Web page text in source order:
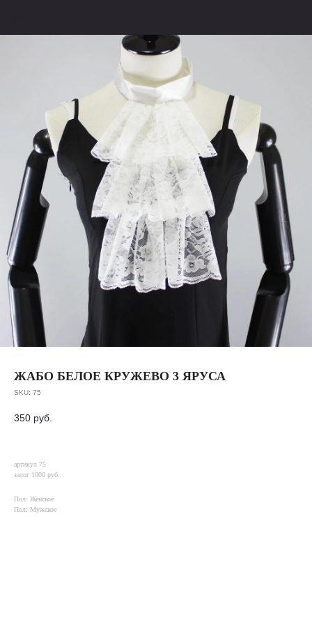
ЖАБО БЕЛОЕ КРУЖЕВО 3 ЯРУСА
SKU: 75
350 руб.
артикул 75
залог 1000 руб.
Пол: Женское
Пол: Мужское